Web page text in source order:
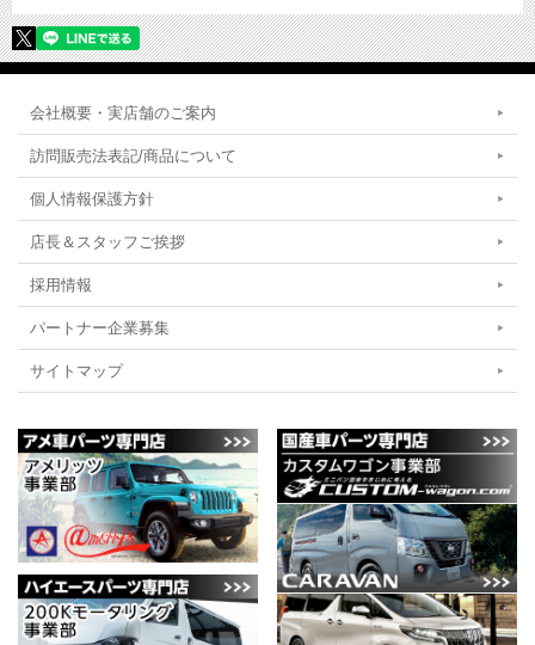
会社概要・実店舗のご案内
訪問販売法表記/商品について
個人情報保護方針
店長＆スタッフご挨拶
採用情報
パートナー企業募集
サイトマップ